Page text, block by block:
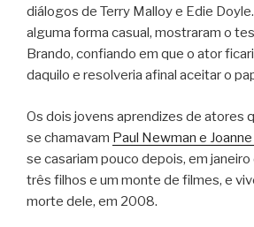
diálogos de Terry Malloy e Edie
alguma forma casual, mostraram o
Brando, confiando em que o ator
daquilo e resolveria afinal aceitar o
Os dois jovens aprendizes de atores
se chamavam Paul Newman e
se casariam pouco depois, em
três filhos e um monte de filmes, e
morte dele, em 2008.